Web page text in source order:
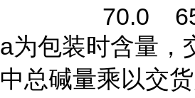
70.0
a为包装时含量，
中总碱量乘以交